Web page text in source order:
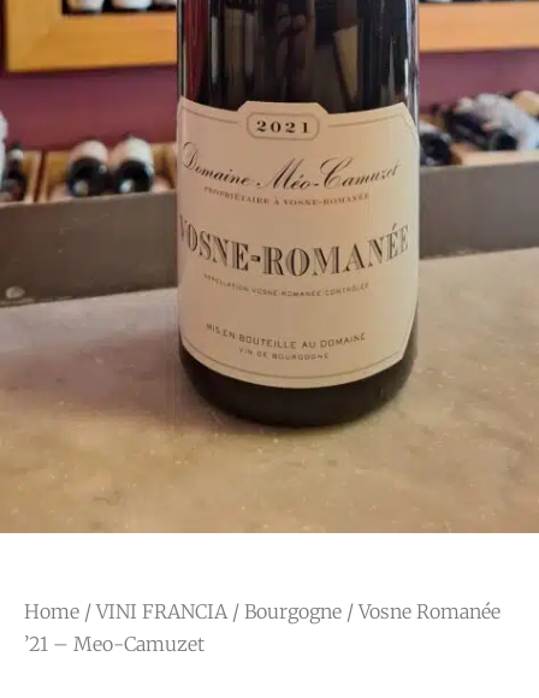
Home /VINI FRANCIA / Bourgogne / Vosne Romanée
’21 – Meo-Camuzet